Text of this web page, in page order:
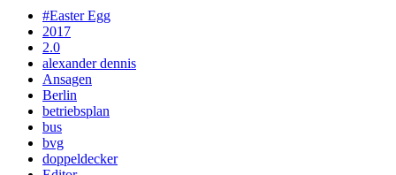
#Easter Egg
2017
2.0
alexander dennis
Ansagen
Berlin
betriebsplan
bus
bvg
doppeldecker